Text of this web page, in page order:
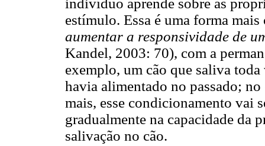
indivíduo aprende sobre as
estímulo. Essa é uma forma
aumentar a responsividade de
Kandel, 2003: 70), com a
exemplo, um cão que saliva
havia alimentado no passado;
mais, esse condicionamento vai
gradualmente na capacidade da
salivação no cão.